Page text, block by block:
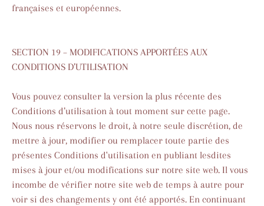
françaises et européennes.
SECTION 19 – MODIFICATIONS APPORTÉES AUX
CONDITIONS D’UTILISATION
Vous pouvez consulter la version la plus récente des
Conditions d’utilisation à tout moment sur cette page.
Nous nous réservons le droit, à notre seule discrétion, de
mettre à jour, modifier ou remplacer toute partie des
présentes Conditions d'utilisation en publiant lesdites
mises à jour et/ou modifications sur notre site web. Il vous
incombe de vérifier notre site web de temps à autre pour
voir si des changements y ont été apportés. En continuant